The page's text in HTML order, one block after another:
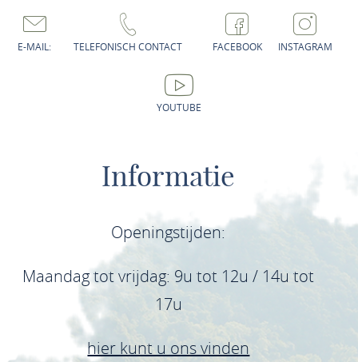
E-MAIL: TELEFONISCH CONTACT FACEBOOK INSTAGRAM
YOUTUBE
Informatie
Openingstijden:
Maandag tot vrijdag: 9u tot 12u / 14u tot
17u
hier kunt u ons vinden